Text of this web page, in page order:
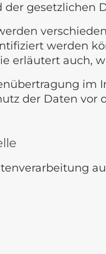
gesetzlichen
werden
erläutert auch,
im
der Daten